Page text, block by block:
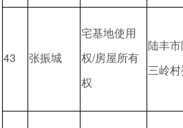
43 张振城
宅基地使用
权/房屋所有
权
陆丰
三岭